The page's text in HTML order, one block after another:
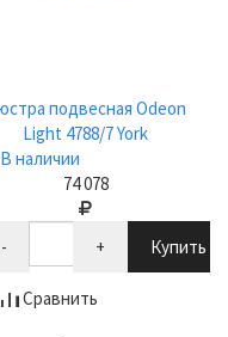
подвесная Odeon
Light 4788/7 York
В наличии
74 078
- + Купить
Сравнить